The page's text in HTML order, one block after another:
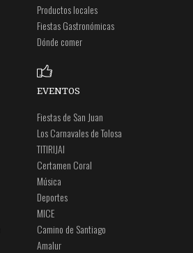
Productos locales
Fiestas Gastronómicas
Dónde comer
EVENTOS
Fiestas de San Juan
Los Carnavales de Tolosa
TITIRIJAI
Certamen Coral
Música
Deportes
MICE
Camino de Santiago
Amalur